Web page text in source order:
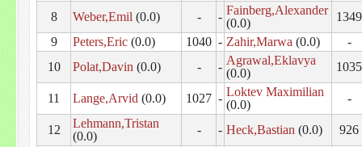
8 Weber,Emil (0.0) - - Fainberg,Alexander
(0.0)
1349
9
Peters,Eric(0.0) 1040 - Zahir,Marwa (0.0)
-
10
Polat,Davin (0.0) - - Agrawal,Eklavya
(0.0)
1035
11 Lange,Arvid (0.0) 1027 - Loktev Maximilian
(0.0)
-
12
Lehmann,Tristan
(0.0)
- - Heck,Bastian (0.0) 926